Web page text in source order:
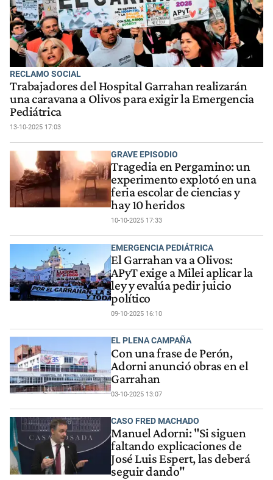
RECLAMO SOCIAL
Trabajadores del Hospital Garrahan realizarán
una caravana a Olivos para exigir la Emergencia
Pediátrica
13-10-2025 17:03
GRAVE EPISODIO
Tragedia en Pergamino: un
experimento explotó en una
feria escolar de ciencias y
hay 10 heridos
10-10-2025 17:33
EMERGENCIA PEDIÁTRICA
El Garrahan va a Olivos:
APyT exige a Milei aplicar la
ley y evalúa pedir juicio
político
09-10-2025 16:10
EL PLENA CAMPAÑA
Con una frase de Perón,
Adorni anunció obras en el
Garrahan
03-10-2025 13:07
CASO FRED MACHADO
Manuel Adorni: "Si siguen
faltando explicaciones de
José Luis Espert, las deberá
seguir dando"